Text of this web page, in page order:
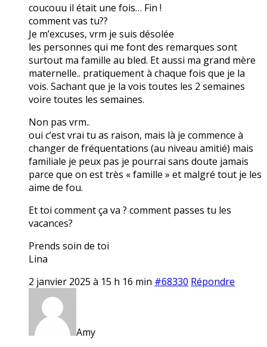
coucouu il était une fois… Fin !
comment vas tu??
Je m’excuses, vrm je suis désolée
les personnes qui me font des remarques sont
surtout ma famille au bled. Et aussi ma grand mère
maternelle.. pratiquement à chaque fois que je la
vois. Sachant que je la vois toutes les 2 semaines
voire toutes les semaines.
Non pas vrm..
oui c’est vrai tu as raison, mais là je commence à
changer de fréquentations (au niveau amitié) mais
familiale je peux pas je pourrai sans doute jamais
parce que on est très « famille » et malgré tout je les
aime de fou.
Et toi comment ça va ? comment passes tu les
vacances?
Prends soin de toi
Lina
2 janvier 2025 à 15 h 16 min #68330 Répondre
Amy